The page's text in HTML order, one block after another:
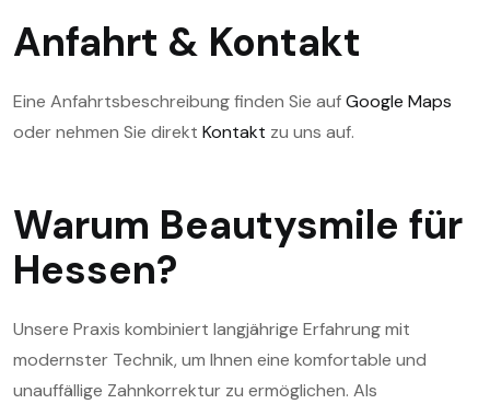
Anfahrt & Kontakt
Eine Anfahrtsbeschreibung finden Sie aufGoogle Maps
oder nehmen Sie direkt Kontakt zu uns auf.
Warum Beautysmile für
Hessen?
Unsere Praxis kombiniert langjährige Erfahrung mit
modernster Technik, um Ihnen eine komfortable und
unauffällige Zahnkorrektur zu ermöglichen. Als